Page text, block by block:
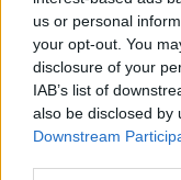
us or personal
your opt-out. You
disclosure of your
IAB’s list of
also be disclosed by
Downstream
Amerikát,
mellett a Britain?s
Ralley záró
Angliában. A
megtartják, hogy
táncpróba végén